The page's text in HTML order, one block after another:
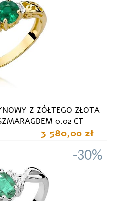
Z ŻÓŁTEGO ZŁOTA
0.02 CT
3 580,00 zł
-30%